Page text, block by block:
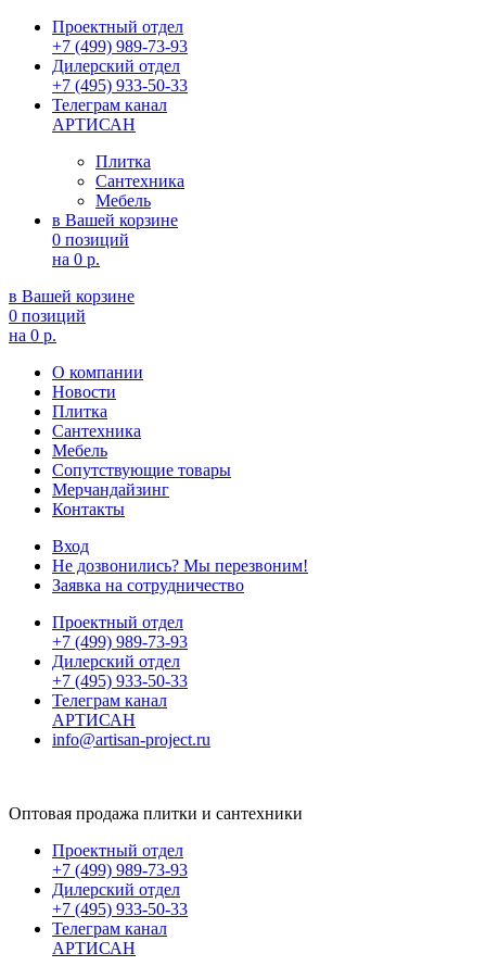
Проектный отдел
+7 (499) 989-73-93
Дилерский отдел
+7 (495) 933-50-33
Телеграм канал
АРТИСАН
Плитка
Сантехника
Мебель
в Вашей корзине
0 позиций
на 0 р.
в Вашей корзине
0 позиций
на 0 р.
О компании
Новости
Плитка
Сантехника
Мебель
Сопутствующие товары
Мерчандайзинг
Контакты
Вход
Не дозвонились? Мы перезвоним!
Заявка на сотрудничество
Проектный отдел
+7 (499) 989-73-93
Дилерский отдел
+7 (495) 933-50-33
Телеграм канал
АРТИСАН
info@artisan-project.ru
Оптовая продажа плитки и сантехники
Проектный отдел
+7 (499) 989-73-93
Дилерский отдел
+7 (495) 933-50-33
Телеграм канал
АРТИСАН